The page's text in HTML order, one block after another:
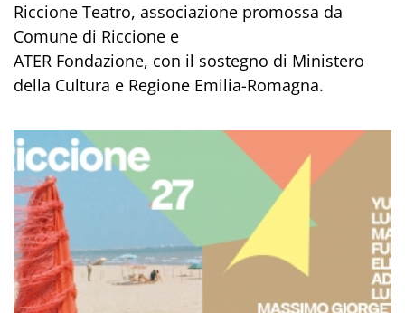
Riccione Teatro, associazione promossa da
Comune di Riccione e
ATER Fondazione, con il sostegno di Ministero
della Cultura e Regione Emilia-Romagna.